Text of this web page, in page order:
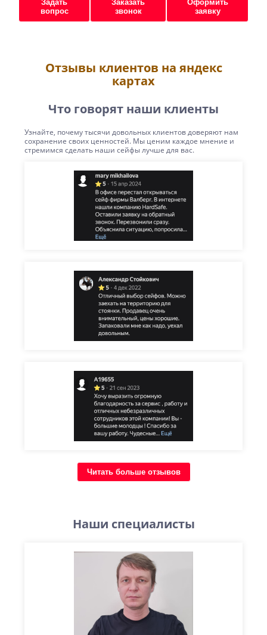
Задать
вопрос
Заказать
звонок
Оформить
заявку
Отзывы клиентов на яндекс
картах
Что говорят наши клиенты
Узнайте, почему тысячи довольных клиентов доверяют нам
сохранение своих ценностей. Мы ценим каждое мнение и
стремимся сделать наши сейфы лучше для вас.
Читать больше отзывов
Наши специалисты